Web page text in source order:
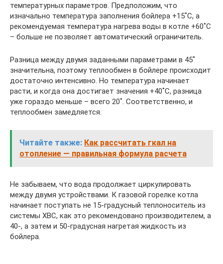
температурных параметров. Предположим, что
изначально температура заполнения бойлера +15˚С, а
рекомендуемая температура нагрева воды в котле +60˚С
– больше не позволяет автоматический ограничитель.
Разница между двумя заданными параметрами в 45˚
значительна, поэтому теплообмен в бойлере происходит
достаточно интенсивно. Но температура начинает
расти, и когда она достигает значения +40˚С, разница
уже гораздо меньше – всего 20˚. Соответственно, и
теплообмен замедляется.
Читайте также: Как рассчитать гкал на
отопление — правильная формула расчета
Не забываем, что вода продолжает циркулировать
между двумя устройствами. К газовой горелке котла
начинает поступать не 15-градусный теплоноситель из
системы ХВС, как это рекомендовано производителем, а
40-, а затем и 50-градусная нагретая жидкость из
бойлера.